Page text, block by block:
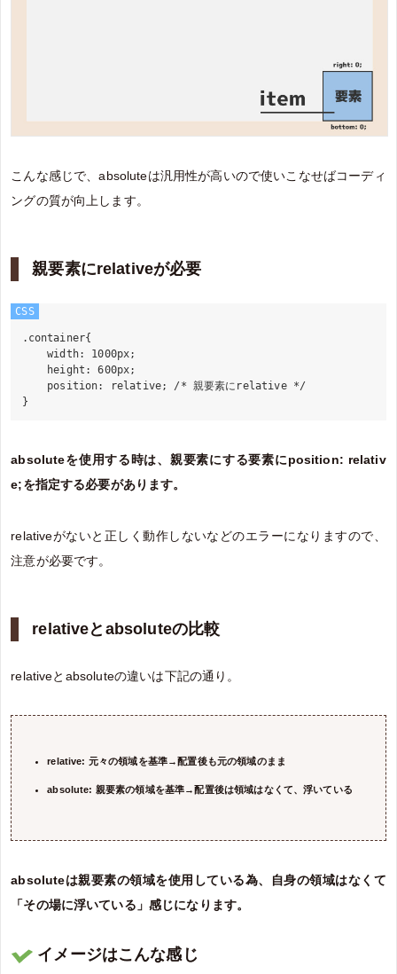
こんな感じで、absoluteは汎用性が高いので使いこなせばコーディ
ングの質が向上します。
親要素にrelativeが必要
CSS
.container{
    width: 1000px;
    height: 600px;
    position: relative; /* 親要素にrelative */
absoluteを使用する時は、親要素にする要素にposition: relativ
e;を指定する必要があります。
relativeがないと正しく動作しないなどのエラーになりますので、
注意が必要です。
relativeとabsoluteの比較
relativeとabsoluteの違いは下記の通り。
relative: 元々の領域を基準→配置後も元の領域のまま
absolute: 親要素の領域を基準→配置後は領域はなくて、浮いている
absoluteは親要素の領域を使用している為、自身の領域はなくて
「その場に浮いている」感じになります。
イメージはこんな感じ